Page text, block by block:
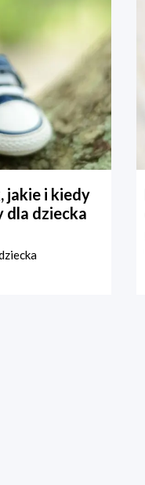
jakie i kiedy
dla dziecka